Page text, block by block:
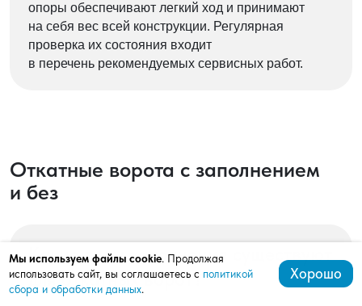
опоры обеспечивают легкий ход и принимают
на себя вес всей конструкции. Регулярная
проверка их состояния входит
в перечень рекомендуемых сервисных работ.
Откатные ворота с заполнением
и без
Какие типы заполнения существуют
для откатных ворот?
Мы используем файлы cookie. Продолжая
использовать сайт, вы соглашаетесь с политикой
сбора и обработки данных.
Хорошо